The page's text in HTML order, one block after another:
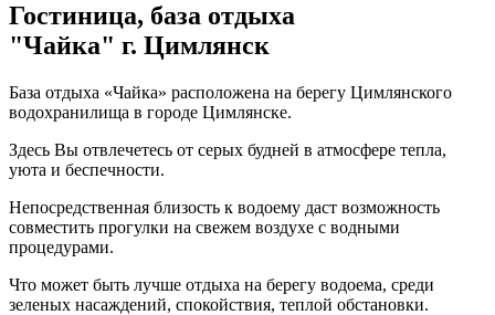
Гостиница, база отдыха
"Чайка" г. Цимлянск
База отдыха «Чайка» расположена на берегу Цимлянского
водохранилища в городе Цимлянске.
Здесь Вы отвлечетесь от серых будней в атмосфере тепла,
уюта и беспечности.
Непосредственная близость к водоему даст возможность
совместить прогулки на свежем воздухе с водными
процедурами.
Что может быть лучше отдыха на берегу водоема, среди
зеленых насаждений, спокойствия, теплой обстановки.